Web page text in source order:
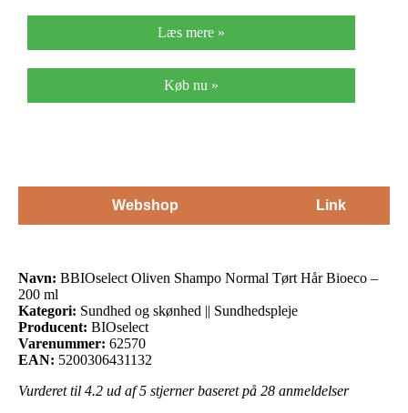
Hår Bioeco –
200 ml
Læs mere »
Køb nu »
Webshop Link
Navn: BBIOselect Oliven Shampo Normal Tørt Hår Bioeco –
200 ml
Kategori: Sundhed og skønhed || Sundhedspleje
Producent: BIOselect
Varenummer: 62570
EAN: 5200306431132
Vurderet til 4.2 ud af 5 stjerner baseret på 28 anmeldelser